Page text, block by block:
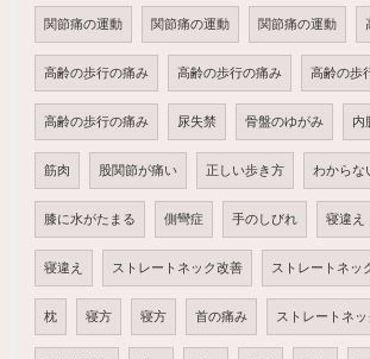
関節痛の運動 関節痛の運動 関節痛の運動
高齢の歩行の痛み 高齢の歩行の痛み 高齢の歩
高齢の歩行の痛み 尿失禁 骨盤のゆがみ 内
筋肉 股関節が痛い 正しい歩き方 わからな
膝に水がたまる 側彎症 手のしびれ 寝違え
寝違え ストレートネック改善 ストレートネッ
枕 寝方 寝方 首の痛み ストレートネッ